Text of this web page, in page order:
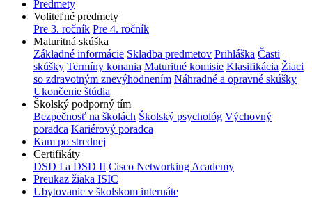
Predmety
Voliteľné predmety
Pre 3. ročník Pre 4. ročník
Maturitná skúška
Základné informácie Skladba predmetov Prihláška Časti
skúšky Termíny konania Maturitné komisie Klasifikácia Žiaci
so zdravotným znevýhodnením Náhradné a opravné skúšky
Ukončenie štúdia
Školský podporný tím
Bezpečnosť na školách Školský psychológ Výchovný
poradca Kariérový poradca
Kam po strednej
Certifikáty
DSD I a DSD II Cisco Networking Academy
Preukaz žiaka ISIC
Ubytovanie v školskom internáte